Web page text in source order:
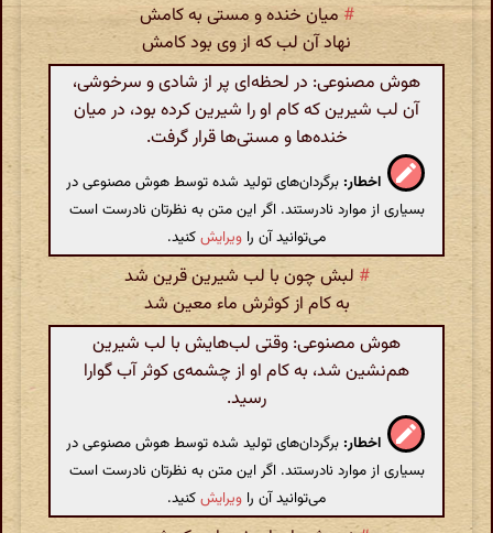
# میان خنده و مستی به کامش
نهاد آن لب که از وی بود کامش
هوش مصنوعی: در لحظه‌ای پر از شادی و سرخوشی،
آن لب شیرین که کام او را شیرین کرده بود، در میان
خنده‌ها و مستی‌ها قرار گرفت.
اخطار: برگردان‌های تولید شده توسط هوش مصنوعی در
بسیاری از موارد نادرستند. اگر این متن به نظرتان نادرست است
می‌توانید آن را ویرایشکنید.
# لبش چون با لب شیرین قرین شد
به کام از کوثرش ماء معین شد
هوش مصنوعی: وقتی لب‌هایش با لب شیرین
هم‌نشین شد، به کام او از چشمه‌ی کوثر آب گوارا
رسید.
اخطار: برگردان‌های تولید شده توسط هوش مصنوعی در
بسیاری از موارد نادرستند. اگر این متن به نظرتان نادرست است
می‌توانید آن را ویرایشکنید.